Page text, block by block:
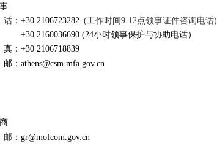
话： +30 2106723282 (工作时间9-12点领事证件咨询电话)
2160036690 (24小时领事保护与协助电话）
真： +30 2106718839
邮： athens@csm.mfa.gov.cn
邮 ： gr@mofcom.gov.cn